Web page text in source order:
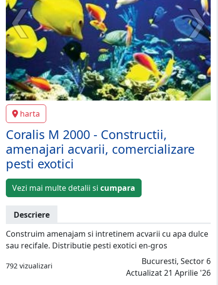
harta
Coralis M 2000 - Constructii,
amenajari acvarii, comercializare
pesti exotici
Vezi mai multe detalii si cumpara
Descriere
Construim amenajam si intretinem acvarii cu apa dulce
sau recifale. Distributie pesti exotici en-gros
792 vizualizari
Bucuresti, Sector 6
Actualizat 21 Aprilie '26